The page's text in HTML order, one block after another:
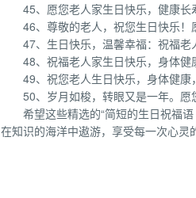
45、愿您老人家生日快乐，健康长
46、尊敬的老人，祝您生日快乐！
47、生日快乐，温馨幸福：祝福老
48、祝福老人家生日快乐，身体健
49、祝您老人生日快乐，身体健康
50、岁月如梭，转眼又是一年。愿
希望这些精选的“简短的生日祝福
在知识的海洋中遨游，享受每一次心灵